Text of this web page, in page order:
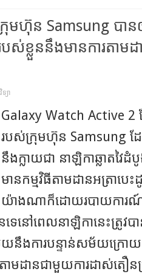
មហ៊ុន Samsung បាន
ស់ខ្លួននឹងមានការតាម
ទ្យា
Galaxy Watch Active 2
របស់ក្រុមហ៊ុន Samsung ដែ
នឹងក្លាយជា នាឡិកាឆ្លាតវ
មានកម្មវិធីតាមដានអត្រាបេ
យ៉ាងណាក៏ដោយរបាយការណ៍
េនៅពេលនាឡិកានេះត្រូ
មួយនឹងការបន្ទាន់សម័យក្រោ
ាមដានជាមួយការដាស់តឿ